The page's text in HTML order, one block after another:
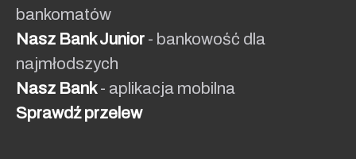
bankomatów
Nasz Bank Junior - bankowość dla
najmłodszych
Nasz Bank- aplikacja mobilna
Sprawdź przelew